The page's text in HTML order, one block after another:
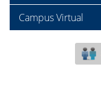
Campus Virtual